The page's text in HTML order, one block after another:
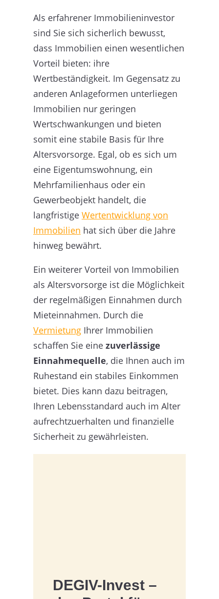
Als erfahrener Immobilieninvestor
sind Sie sich sicherlich bewusst,
dass Immobilien einen wesentlichen
Vorteil bieten: ihre
Wertbeständigkeit. Im Gegensatz zu
anderen Anlageformen unterliegen
Immobilien nur geringen
Wertschwankungen und bieten
somit eine stabile Basis für Ihre
Altersvorsorge. Egal, ob es sich um
eine Eigentumswohnung, ein
Mehrfamilienhaus oder ein
Gewerbeobjekt handelt, die
langfristige Wertentwicklung von
Immobilien hat sich über die Jahre
hinweg bewährt.
Ein weiterer Vorteil von Immobilien
als Altersvorsorge ist die Möglichkeit
der regelmäßigen Einnahmen durch
Mieteinnahmen. Durch die
Vermietung Ihrer Immobilien
schaffen Sie eine zuverlässige
Einnahmequelle, die Ihnen auch im
Ruhestand ein stabiles Einkommen
bietet. Dies kann dazu beitragen,
Ihren Lebensstandard auch im Alter
aufrechtzuerhalten und finanzielle
Sicherheit zu gewährleisten.
DEGIV-Invest –